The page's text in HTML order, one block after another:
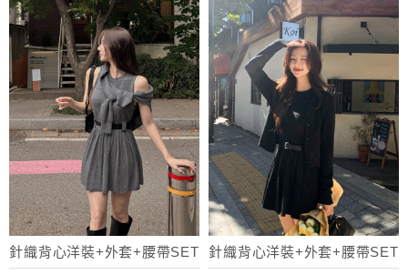
針織背心洋裝+外套+腰帶SET 針織背心洋裝+外套+腰帶SET